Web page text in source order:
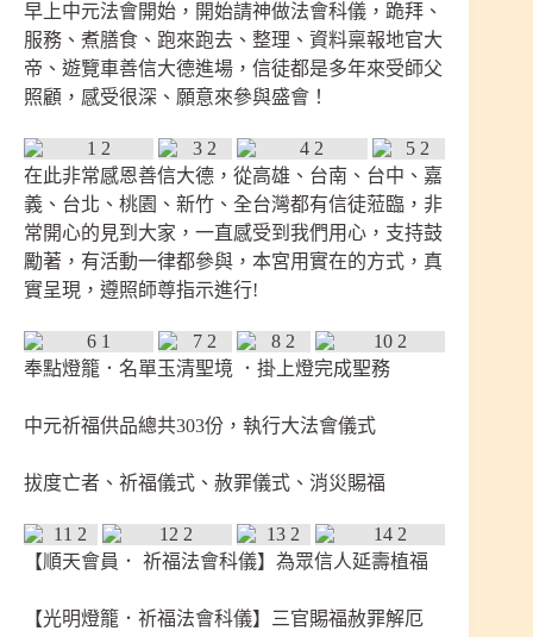
早上中元法會開始，開始請神做法會科儀，跪拜、
服務、煮膳食、跑來跑去、整理、資料稟報地官大
帝、遊覽車善信大德進場，信徒都是多年來受師父
照顧，感受很深、願意來參與盛會！
在此非常感恩善信大德，從高雄、台南、台中、嘉
義、台北、桃園、新竹、全台灣都有信徒蒞臨，非
常開心的見到大家，一直感受到我們用心，支持鼓
勵著，有活動一律都參與，本宮用實在的方式，真
實呈現，遵照師尊指示進行!
奉點燈籠．名單玉清聖境 ．掛上燈完成聖務
中元祈福供品總共303份，執行大法會儀式
拔度亡者、祈福儀式、赦罪儀式、消災賜福
【順天會員． 祈福法會科儀】為眾信人延壽植福
【光明燈籠．祈福法會科儀】三官賜福赦罪解厄